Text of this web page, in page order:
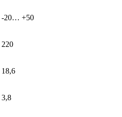
-20… +50
220
18,6
3,8